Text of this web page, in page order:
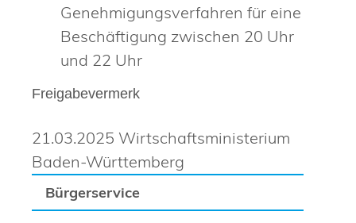
Bürgerservice
Genehmigungsverfahren für eine
Beschäftigung zwischen 20 Uhr
und 22 Uhr
Freigabevermerk
21.03.2025 Wirtschaftsministerium
Baden-Württemberg